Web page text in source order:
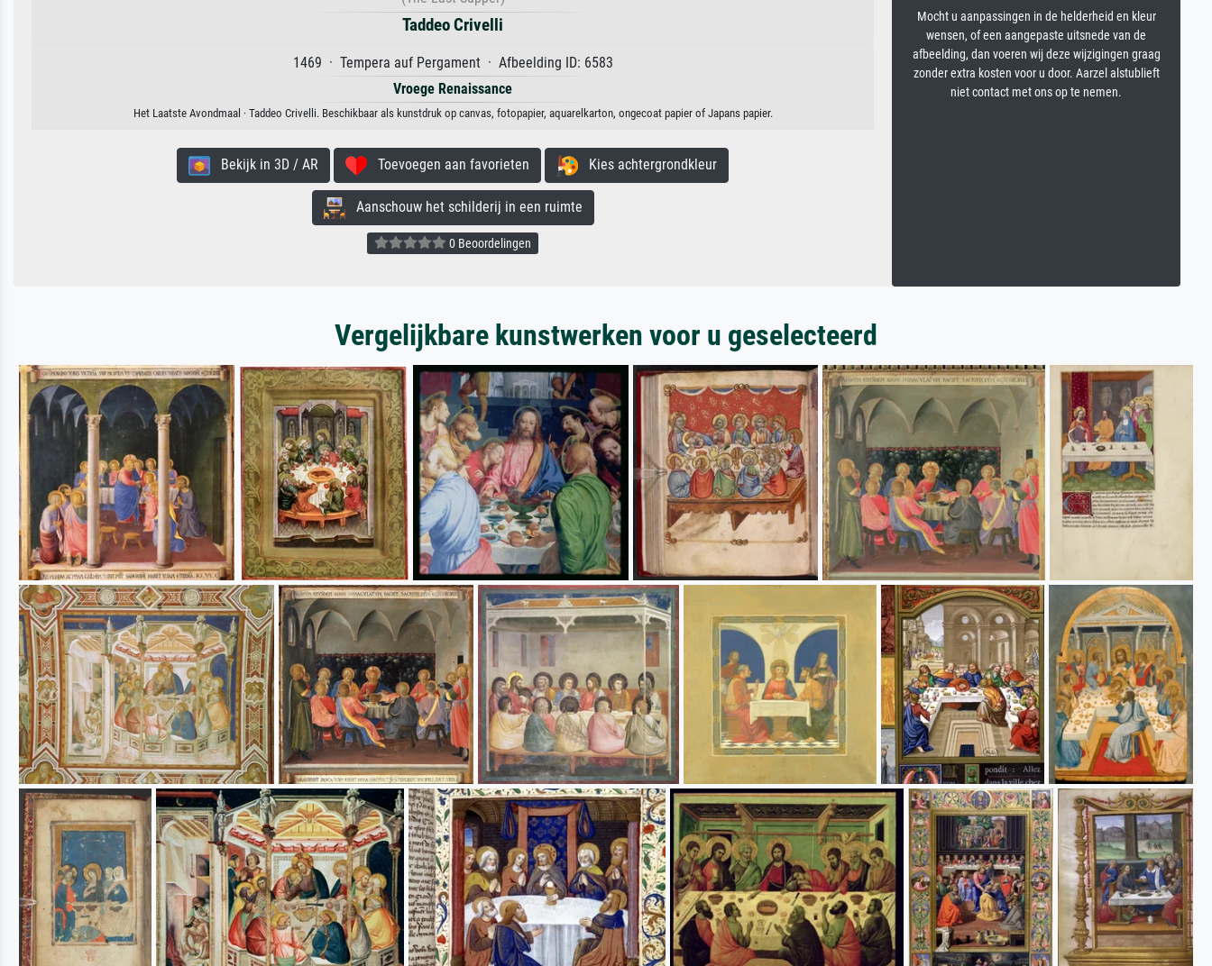
Taddeo Crivelli
1469 · Tempera auf Pergament · Afbeelding ID: 6583
Vroege Renaissance
Het Laatste Avondmaal · Taddeo Crivelli. Beschikbaar als kunstdruk op canvas, fotopapier, aquarelkarton, ongecoat papier of Japans papier.
Bekijk in 3D / AR Toevoegen aan favorieten Kies achtergrondkleur
Aanschouw het schilderij in een ruimte
0 Beoordelingen
Mocht u aanpassingen in de helderheid en kleur
wensen, of een aangepaste uitsnede van de
afbeelding, dan voeren wij deze wijzigingen graag
zonder extra kosten voor u door. Aarzel alstublieft
niet contact met ons op te nemen.
Vergelijkbare kunstwerken voor u geselecteerd